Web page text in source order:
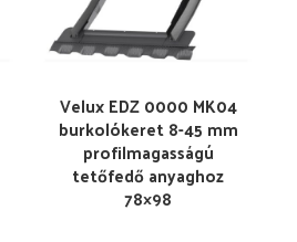
Velux EDZ 0000 MK04
burkolókeret 8-45 mm
profilmagasságú
tetőfedő anyaghoz
78×98